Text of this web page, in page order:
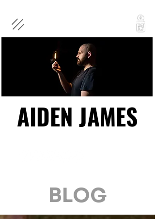
AIDEN JAMES
AIDEN JAMES
BLOG